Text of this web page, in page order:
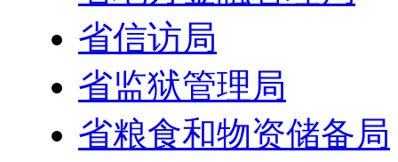
省信访局
省监狱管理局
省粮食和物资储备局